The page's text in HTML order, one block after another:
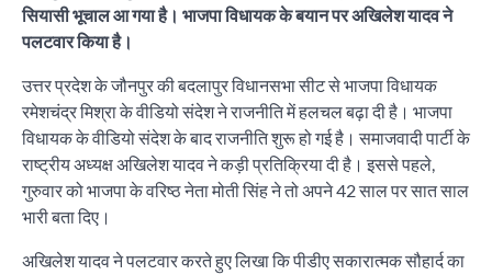
सियासी भूचाल आ गया है। भाजपा विधायक के बयान पर अखिलेश यादव ने
पलटवार किया है।
उत्तर प्रदेश के जौनपुर की बदलापुर विधानसभा सीट से भाजपा विधायक
रमेशचंद्र मिश्रा के वीडियो संदेश ने राजनीति में हलचल बढ़ा दी है। भाजपा
विधायक के वीडियो संदेश के बाद राजनीति शुरू हो गई है। समाजवादी पार्टी के
राष्ट्रीय अध्यक्ष अखिलेश यादव ने कड़ी प्रतिक्रिया दी है। इससे पहले,
गुरुवार को भाजपा के वरिष्ठ नेता मोती सिंह ने तो अपने 42 साल पर सात साल
भारी बता दिए।
अखिलेश यादव ने पलटवार करते हुए लिखा कि पीडीए सकारात्मक सौहार्द का